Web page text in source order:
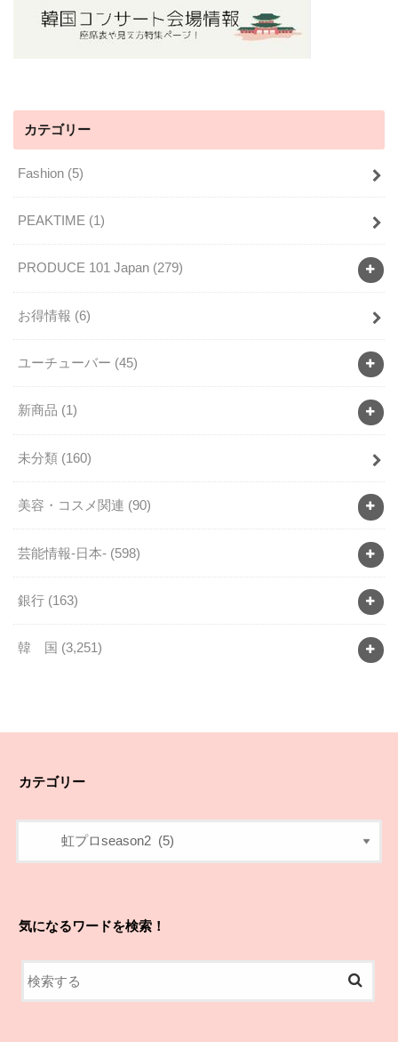
カテゴリー
Fashion (5)
PEAKTIME (1)
PRODUCE 101 Japan (279)
お得情報 (6)
ユーチューバー (45)
新商品 (1)
未分類 (160)
美容・コスメ関連 (90)
芸能情報-日本- (598)
銀行 (163)
韓 国 (3,251)
カテゴリー
気になるワードを検索！